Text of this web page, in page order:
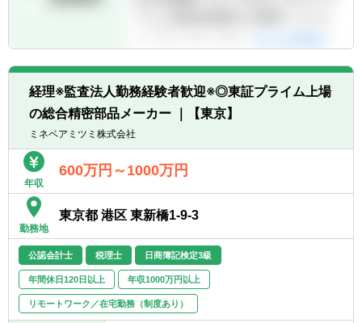
経理※監査法人勤務経験者歓迎※◎東証プライム上場
の総合精密部品メーカー ｜【東京】
ミネベアミツミ株式会社
年収
600万円～1000万円
勤務地
東京都 港区 東新橋1-9-3
公認会計士 税理士 日商簿記検定3級
年間休日120日以上 年収1000万円以上
リモートワーク／在宅勤務（制度あり）